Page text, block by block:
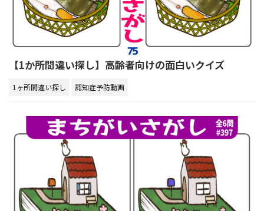
【1か所間違い探し】高齢者向けの面白いクイズ
1ヶ所間違い探し 認知症予防動画